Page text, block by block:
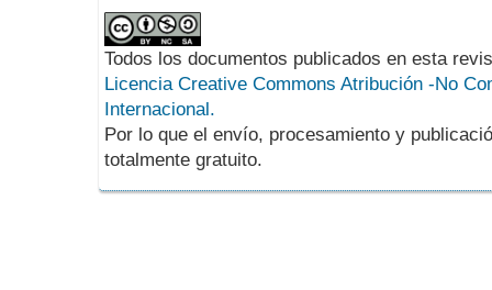
Todos los documentos publicados en esta
Licencia Creative Commons Atribución -No
Internacional.
Por lo que el envío, procesamiento y
totalmente gratuito.